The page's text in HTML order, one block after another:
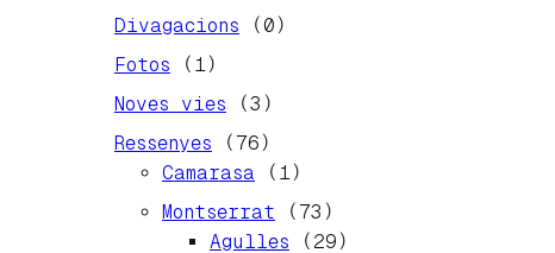
Divagacions (0)
Fotos (1)
Noves vies (3)
Ressenyes (76)
Camarasa (1)
Montserrat (73)
Agulles (29)